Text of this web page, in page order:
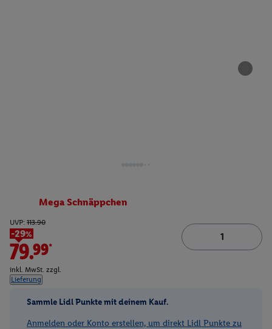
Mega Schnäppchen
UVP: 113.90
-29%
79.99*
inkl. MwSt. zzgl.
Lieferung
Sammle Lidl Punkte mit deinem Kauf.
Anmelden oder Konto erstellen, um direkt Lidl Punkte zu